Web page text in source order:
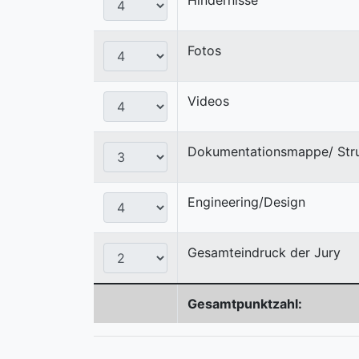
Fotos
Videos
Dokumentationsmappe/
Engineering/Design
Gesamteindruck der Jury
Gesamtpunktzahl: